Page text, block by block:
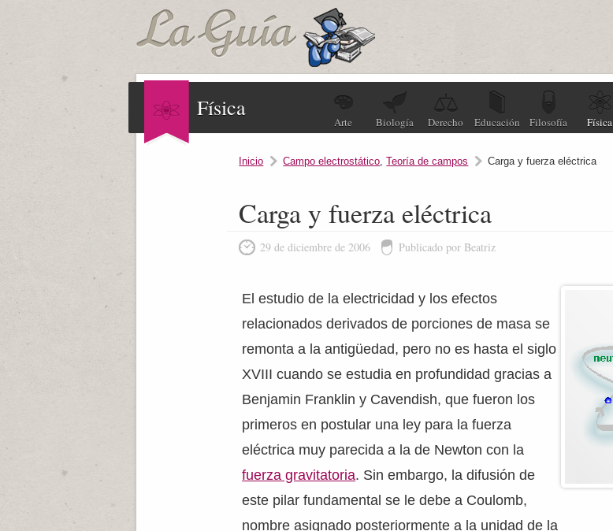
Física
Arte Biología Derecho Educación Filosofía Física
Inicio Campo electrostático,Teoría de campos Carga y fuerza eléctrica
Carga y fuerza eléctrica
29 de diciembre de 2006 Publicado por Beatriz
El estudio de la electricidad y los efectos
relacionados derivados de porciones de masa se
remonta a la antigüedad, pero no es hasta el siglo
XVIII cuando se estudia en profundidad gracias a
Benjamin Franklin y Cavendish, que fueron los
primeros en postular una ley para la fuerza
eléctrica muy parecida a la de Newton con la
fuerza gravitatoria. Sin embargo, la difusión de
este pilar fundamental se le debe a Coulomb,
nombre asignado posteriormente a la unidad de la